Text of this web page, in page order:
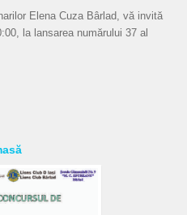
Elena Cuza Bârlad, vă invită
la lansarea numărului 37 al